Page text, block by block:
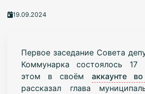
19.09.2024
Первое заседание Совета
Коммунарка состоялось 17
этом в своём аккаунте
рассказал глава